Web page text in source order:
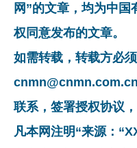
网”的文章，均为中
权同意发布的文章。
如需转载，转载方必
cnmn@cnmn.com.cn
联系，签署授权协议
凡本网注明“来源：